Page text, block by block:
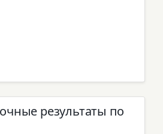
результаты по